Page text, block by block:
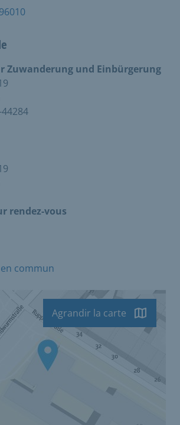
Zuwanderung und Einbürgerung
rendez-vous
commun
Agrandir la carte